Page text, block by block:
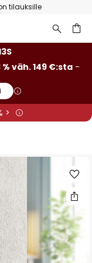
tilauksille
väh. 149 €:sta -
>